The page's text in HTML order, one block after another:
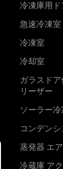
冷凍庫用ド
急速冷凍室
冷凍室
冷却室
ガラスド
リーザー
ソーラー冷
コンデン
蒸発器 エ
冷蔵庫 ア